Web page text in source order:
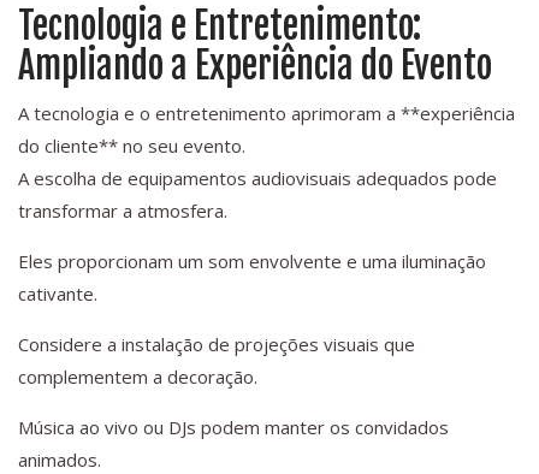
Tecnologia e Entretenimento:
Ampliando a Experiência do Evento
A tecnologia e o entretenimento aprimoram a **experiência
do cliente** no seu evento.
A escolha de equipamentos audiovisuais adequados pode
transformar a atmosfera.
Eles proporcionam um som envolvente e uma iluminação
cativante.
Considere a instalação de projeções visuais que
complementem a decoração.
Música ao vivo ou DJs podem manter os convidados
animados.